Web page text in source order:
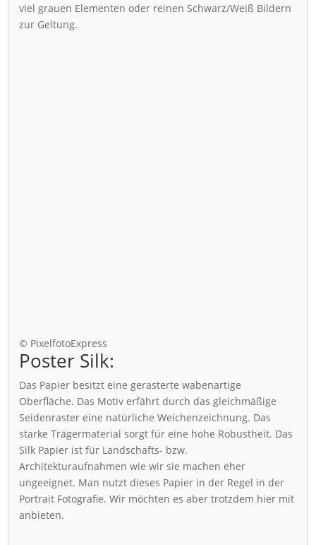
viel grauen Elementen oder reinen Schwarz/Weiß Bildern
zur Geltung.
© PixelfotoExpress
Poster Silk:
Das Papier besitzt eine gerasterte wabenartige
Oberfläche. Das Motiv erfährt durch das gleichmäßige
Seidenraster eine natürliche Weichenzeichnung. Das
starke Trägermaterial sorgt für eine hohe Robustheit. Das
Silk Papier ist für Landschafts- bzw.
Architekturaufnahmen wie wir sie machen eher
ungeeignet. Man nutzt dieses Papier in der Regel in der
Portrait Fotografie. Wir möchten es aber trotzdem hier mit
anbieten.